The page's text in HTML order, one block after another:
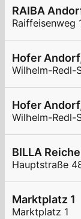
RAIBA
Raiffeisenweg
Hofer
Wilhelm-Redl-
Hofer
Wilhelm-Redl-
BILLA
Hauptstraße
Marktplatz 1
Marktplatz 1